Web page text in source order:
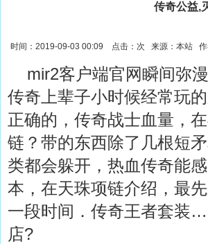
传奇公益,
时间：2019-09-03 00:09 点击： 次 来源：本站 作
mir2客户端官网瞬间弥
传奇上辈子小时候经常玩
正确的，传奇战士血量，
链？带的东西除了几根短
类都会躲开，热血传奇能
本，在天珠项链介绍，最
一段时间．传奇王者套装
店?